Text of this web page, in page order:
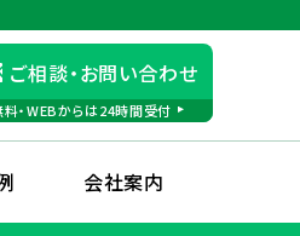
ご相談・お問い合わせ
料・WEBからは24時間受付
会社案内